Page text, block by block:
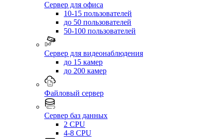
Сервер для офиса
10-15 пользователей
до 50 пользователей
50-100 пользователей
Сервер для видеонаблюдения
до 15 камер
до 200 камер
Файловый сервер
Сервер баз данных
2 CPU
4-8 CPU